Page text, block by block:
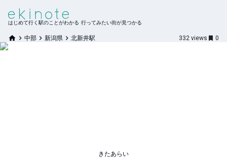
はじめて行く駅のことがわかる 行ってみたい街が見つかる
中部 新潟県 北新井駅 332 views 0
きたあらい